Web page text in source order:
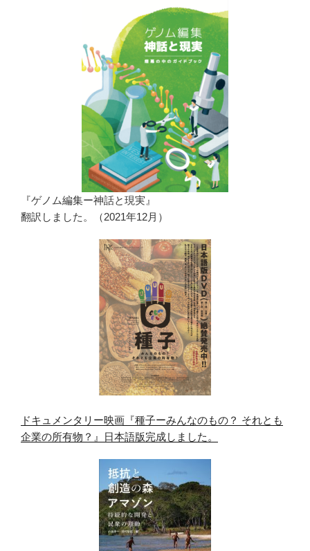
『ゲノム編集ー神話と現実』
翻訳しました。（2021年12月）
ドキュメンタリー映画『種子ーみんなのもの？ それとも
企業の所有物？』日本語版完成しました。